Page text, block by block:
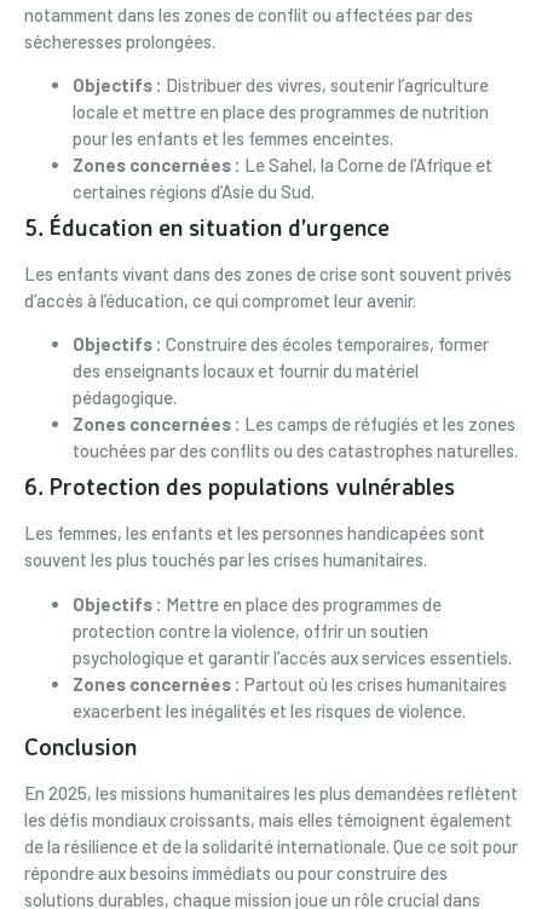
notamment dans les zones de conflit ou affectées par des
sécheresses prolongées.
Objectifs : Distribuer des vivres, soutenir l’agriculture
locale et mettre en place des programmes de nutrition
pour les enfants et les femmes enceintes.
Zones concernées : Le Sahel, la Corne de l’Afrique et
certaines régions d’Asie du Sud.
5. Éducation en situation d’urgence
Les enfants vivant dans des zones de crise sont souvent privés
d’accès à l’éducation, ce qui compromet leur avenir.
Objectifs : Construire des écoles temporaires, former
des enseignants locaux et fournir du matériel
pédagogique.
Zones concernées : Les camps de réfugiés et les zones
touchées par des conflits ou des catastrophes naturelles.
6. Protection des populations vulnérables
Les femmes, les enfants et les personnes handicapées sont
souvent les plus touchés par les crises humanitaires.
Objectifs : Mettre en place des programmes de
protection contre la violence, offrir un soutien
psychologique et garantir l’accès aux services essentiels.
Zones concernées : Partout où les crises humanitaires
exacerbent les inégalités et les risques de violence.
Conclusion
En 2025, les missions humanitaires les plus demandées reflètent
les défis mondiaux croissants, mais elles témoignent également
de la résilience et de la solidarité internationale. Que ce soit pour
répondre aux besoins immédiats ou pour construire des
solutions durables, chaque mission joue un rôle crucial dans